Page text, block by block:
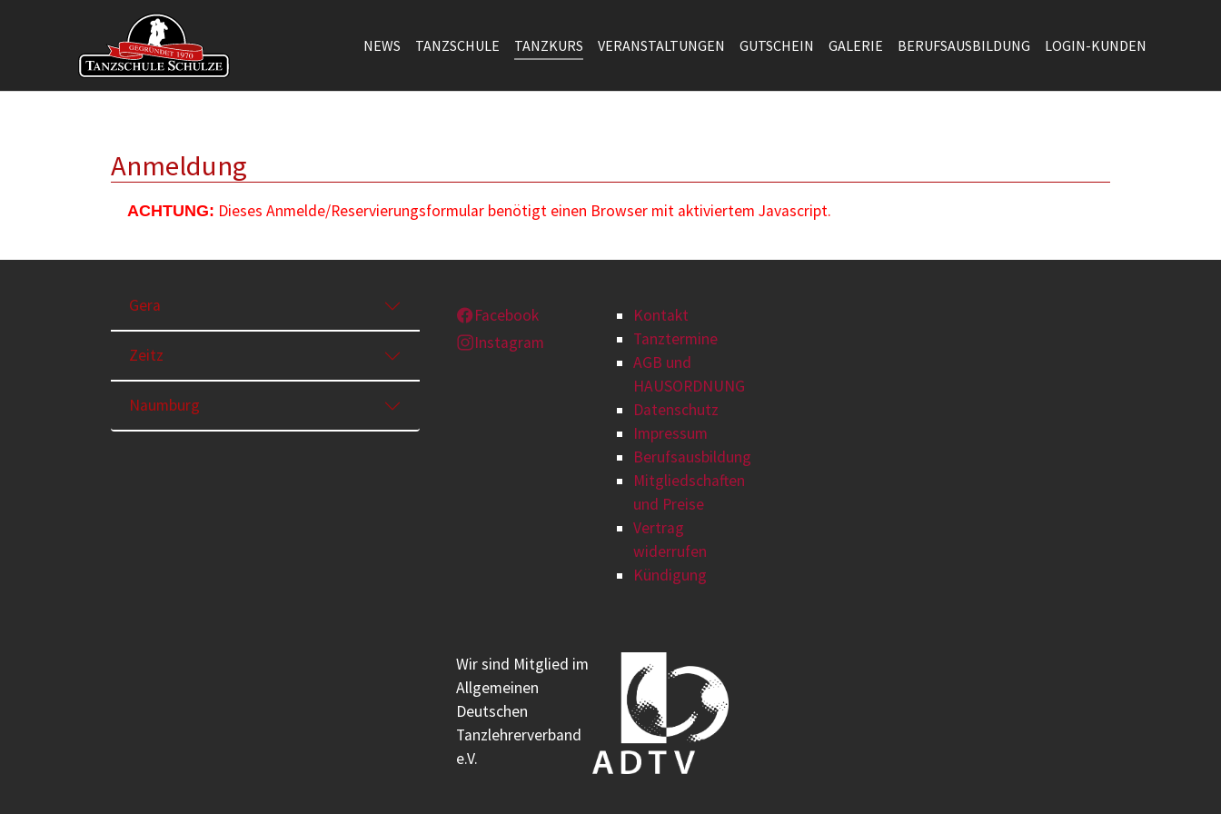
NEWS TANZSCHULE TANZKURS VERANSTALTUNGEN GUTSCHEIN GALERIE BERUFSAUSBILDUNG LOGIN-KUNDEN
Anmeldung
ACHTUNG: Dieses Anmelde/Reservierungsformular benötigt einen Browser mit aktiviertem Javascript.
Gera
Zeitz
Naumburg
Facebook
Instagram
Kontakt
Tanztermine
AGB und
HAUSORDNUNG
Datenschutz
Impressum
Berufsausbildung
Mitgliedschaften
und Preise
Vertrag
widerrufen
Kündigung
Wir sind Mitglied im
Allgemeinen
Deutschen
Tanzlehrerverband
e.V.